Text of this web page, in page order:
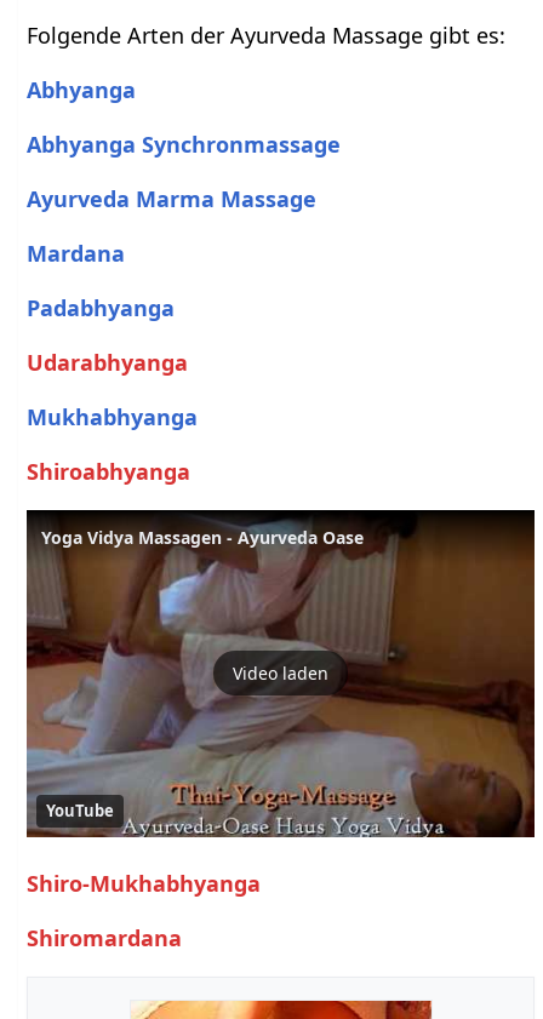
Folgende Arten der Ayurveda Massage gibt es:
Abhyanga
Abhyanga Synchronmassage
Ayurveda Marma Massage
Mardana
Padabhyanga
Udarabhyanga
Mukhabhyanga
Shiroabhyanga
Yoga Vidya Massagen - Ayurveda Oase
Video laden
YouTube
Shiro-Mukhabhyanga
Shiromardana